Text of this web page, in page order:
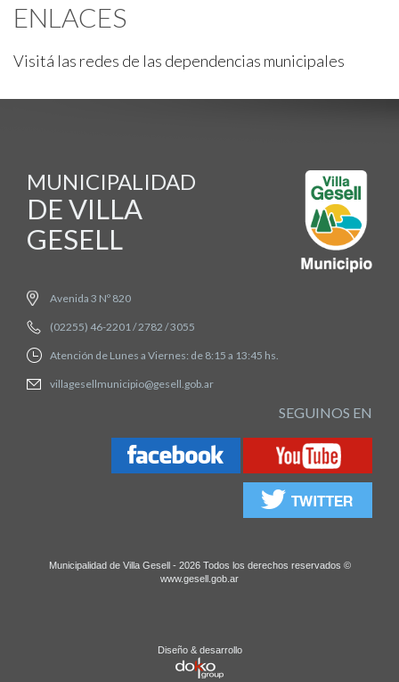
ENLACES
Visitá las redes de las dependencias municipales
MUNICIPALIDAD
DE VILLA
GESELL
Avenida 3 Nº 820
(02255) 46-2201 / 2782 / 3055
Atención de Lunes a Viernes: de 8:15 a 13:45 hs.
villagesellmunicipio@gesell.gob.ar
SEGUINOS EN
Municipalidad de Villa Gesell - 2026 Todos los derechos reservados ©
www.gesell.gob.ar
Diseño & desarrollo